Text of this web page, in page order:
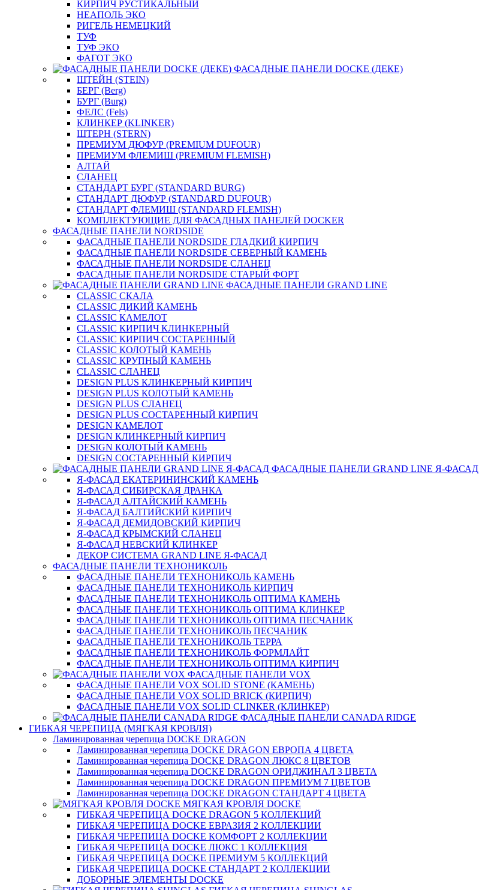
КИРПИЧ РУСТИКАЛЬНЫЙ
НЕАПОЛЬ ЭКО
РИГЕЛЬ НЕМЕЦКИЙ
ТУФ
ТУФ ЭКО
ФАГОТ ЭКО
ФАСАДНЫЕ ПАНЕЛИ DOCKE (ДЕКЕ)
ШТЕЙН (STEIN)
БЕРГ (Berg)
БУРГ (Burg)
ФЕЛС (Fels)
КЛИНКЕР (KLINKER)
ШТЕРН (STERN)
ПРЕМИУМ ДЮФУР (PREMIUM DUFOUR)
ПРЕМИУМ ФЛЕМИШ (PREMIUM FLEMISH)
АЛТАЙ
СЛАНЕЦ
СТАНДАРТ БУРГ (STANDARD BURG)
СТАНДАРТ ДЮФУР (STANDARD DUFOUR)
СТАНДАРТ ФЛЕМИШ (STANDARD FLEMISH)
КОМПЛЕКТУЮЩИЕ ДЛЯ ФАСАДНЫХ ПАНЕЛЕЙ DOCKER
ФАСАДНЫЕ ПАНЕЛИ NORDSIDE
ФАСАДНЫЕ ПАНЕЛИ NORDSIDE ГЛАДКИЙ КИРПИЧ
ФАСАДНЫЕ ПАНЕЛИ NORDSIDE СЕВЕРНЫЙ КАМЕНЬ
ФАСАДНЫЕ ПАНЕЛИ NORDSIDE СЛАНЕЦ
ФАСАДНЫЕ ПАНЕЛИ NORDSIDE СТАРЫЙ ФОРТ
ФАСАДНЫЕ ПАНЕЛИ GRAND LINE
CLASSIC СКАЛА
CLASSIC ДИКИЙ КАМЕНЬ
CLASSIC КАМЕЛОТ
CLASSIC КИРПИЧ КЛИНКЕРНЫЙ
CLASSIC КИРПИЧ СОСТАРЕННЫЙ
CLASSIC КОЛОТЫЙ КАМЕНЬ
CLASSIC КРУПНЫЙ КАМЕНЬ
CLASSIC СЛАНЕЦ
DESIGN PLUS КЛИНКЕРНЫЙ КИРПИЧ
DESIGN PLUS КОЛОТЫЙ КАМЕНЬ
DESIGN PLUS СЛАНЕЦ
DESIGN PLUS СОСТАРЕННЫЙ КИРПИЧ
DESIGN КАМЕЛОТ
DESIGN КЛИНКЕРНЫЙ КИРПИЧ
DESIGN КОЛОТЫЙ КАМЕНЬ
DESIGN СОСТАРЕННЫЙ КИРПИЧ
ФАСАДНЫЕ ПАНЕЛИ GRAND LINE Я-ФАСАД
Я-ФАСАД ЕКАТЕРИНИНСКИЙ КАМЕНЬ
Я-ФАСАД СИБИРСКАЯ ДРАНКА
Я-ФАСАД АЛТАЙСКИЙ КАМЕНЬ
Я-ФАСАД БАЛТИЙСКИЙ КИРПИЧ
Я-ФАСАД ДЕМИДОВСКИЙ КИРПИЧ
Я-ФАСАД КРЫМСКИЙ СЛАНЕЦ
Я-ФАСАД НЕВСКИЙ КЛИНКЕР
ДЕКОР СИСТЕМА GRAND LINE Я-ФАСАД
ФАСАДНЫЕ ПАНЕЛИ ТЕХНОНИКОЛЬ
ФАСАДНЫЕ ПАНЕЛИ ТЕХНОНИКОЛЬ КАМЕНЬ
ФАСАДНЫЕ ПАНЕЛИ ТЕХНОНИКОЛЬ КИРПИЧ
ФАСАДНЫЕ ПАНЕЛИ ТЕХНОНИКОЛЬ ОПТИМА КАМЕНЬ
ФАСАДНЫЕ ПАНЕЛИ ТЕХНОНИКОЛЬ ОПТИМА КЛИНКЕР
ФАСАДНЫЕ ПАНЕЛИ ТЕХНОНИКОЛЬ ОПТИМА ПЕСЧАНИК
ФАСАДНЫЕ ПАНЕЛИ ТЕХНОНИКОЛЬ ПЕСЧАНИК
ФАСАДНЫЕ ПАНЕЛИ ТЕХНОНИКОЛЬ ТЕРРА
ФАСАДНЫЕ ПАНЕЛИ ТЕХНОНИКОЛЬ ФОРМЛАЙТ
ФАСАДНЫЕ ПАНЕЛИ ТЕХНОНИКОЛЬ ОПТИМА КИРПИЧ
ФАСАДНЫЕ ПАНЕЛИ VOX
ФАСАДНЫЕ ПАНЕЛИ VOX SOLID STONE (КАМЕНЬ)
ФАСАДНЫЕ ПАНЕЛИ VOX SOLID BRICK (КИРПИЧ)
ФАСАДНЫЕ ПАНЕЛИ VOX SOLID CLINКER (КЛИНКЕР)
ФАСАДНЫЕ ПАНЕЛИ CANADA RIDGE
ГИБКАЯ ЧЕРЕПИЦА (МЯГКАЯ КРОВЛЯ)
Ламинированная черепица DOCKE DRAGON
Ламинированная черепица DOCKE DRAGON ЕВРОПА 4 ЦВЕТА
Ламинированная черепица DOCKE DRAGON ЛЮКС 8 ЦВЕТОВ
Ламинированная черепица DOCKE DRAGON ОРИДЖИНАЛ 3 ЦВЕТА
Ламинированная черепица DOCKE DRAGON ПРЕМИУМ 7 ЦВЕТОВ
Ламинированная черепица DOCKE DRAGON СТАНДАРТ 4 ЦВЕТA
МЯГКАЯ КРОВЛЯ DOCKE
ГИБКАЯ ЧЕРЕПИЦА DOCKE DRAGON 5 КОЛЛЕКЦИЙ
ГИБКАЯ ЧЕРЕПИЦА DOCKE ЕВРАЗИЯ 2 КОЛЛЕКЦИИ
ГИБКАЯ ЧЕРЕПИЦА DOCKE КОМФОРТ 2 КОЛЛЕКЦИИ
ГИБКАЯ ЧЕРЕПИЦА DOCKE ЛЮКС 1 КОЛЛЕКЦИЯ
ГИБКАЯ ЧЕРЕПИЦА DOCKE ПРЕМИУМ 5 КОЛЛЕКЦИЙ
ГИБКАЯ ЧЕРЕПИЦА DOCKE СТАНДАРТ 2 КОЛЛЕКЦИИ
ДОБОРНЫЕ ЭЛЕМЕНТЫ DOCKE